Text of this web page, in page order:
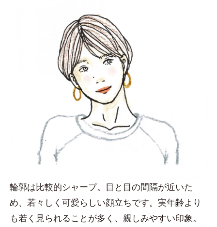
輪郭は比較的シャープ。目と目の間隔が近いた
め、若々しく可愛らしい顔立ちです。実年齢より
も若く見られることが多く、親しみやすい印象。